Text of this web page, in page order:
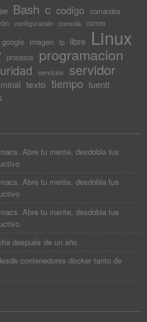
Bash c codigo
comandos
configuración consola correo
google imagen ip libre Linux
procesos programacion
servicios servidor
texto tiempo tuenti
Abre tu mente, desdobla tus
Abre tu mente, desdobla tus
Abre tu mente, desdobla tus
después de un año
contenedores docker tanto de